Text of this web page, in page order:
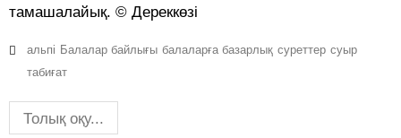
тамашалайық. © Дереккөзі
альпі Балалар байлығы балаларға базарлық суреттер суыр
табиғат
Толық оқу...